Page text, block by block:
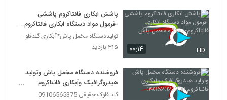
۰۰:۱۴ HD
پاشش ابکاری فانتاکروم پاششی
-فرمول مواد دستگاه ابکاری فانتاکروم-
دستگاه مخمل پاش
تولیددستگاه مخمل پاش*آبکاری گلدفلوک 09106565375
۳۱۵ بازدید
فروشنده دستگاه مخمل پاش وتولید
هیدروگرافیک وآبکاری فانتاکروم
09362022208
گلد فلوک حقیقی 09106565375